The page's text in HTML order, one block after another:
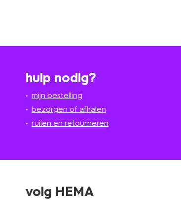
hulp nodig?
mijn bestelling
bezorgen of afhalen
ruilen en retourneren
volg HEMA